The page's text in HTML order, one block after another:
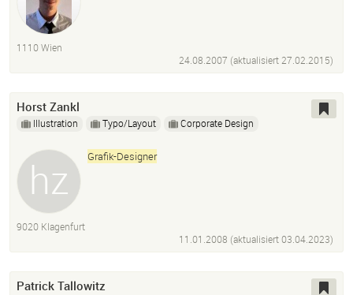
1110 Wien
24.08.2007 (aktualisiert27.02.2015)
Horst Zankl
Illustration Typo/Layout Corporate Design
Grafik-Designer
9020 Klagenfurt
11.01.2008 (aktualisiert03.04.2023)
Patrick Tallowitz